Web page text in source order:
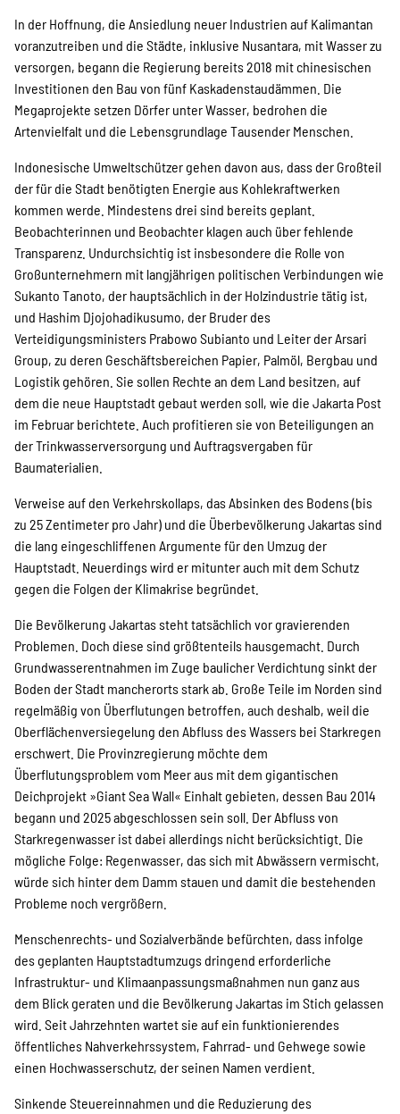
In der Hoffnung, die Ansiedlung neuer Industrien auf Kalimantan
voran­zutreiben und die Städte, inklusive Nusantara, mit Wasser zu
versorgen, begann die Regierung bereits 2018 mit chinesischen
Investitionen den Bau von fünf Kaskadenstaudämmen. Die
Megaprojekte setzen Dörfer unter Wasser, bedrohen die
Artenvielfalt und die Lebensgrundlage Tausender Menschen.
Indonesische Umweltschützer gehen davon aus, dass der Großteil
der für die Stadt benötigten Energie aus Kohlekraftwerken
kommen werde. Mindestens drei sind bereits geplant.
Beobachterinnen und Beobachter klagen auch über fehlende
Transparenz. Undurchsichtig ist insbesondere die Rolle von
Großunternehmern mit langjährigen politischen Verbindungen wie
Sukanto Tanoto, der hauptsächlich in der Holzindustrie tätig ist,
und Hashim Djojohadikusumo, der Bruder des
Verteidigungsministers Prabowo Subianto und Leiter der Arsari
Group, zu deren Geschäftsbereichen Papier, Palmöl, Bergbau und
Logistik gehören. Sie sollen Rechte an dem Land besitzen, auf
dem die neue Hauptstadt gebaut werden soll, wie die Jakarta Post
im Februar berichtete. Auch profitieren sie von Beteiligungen an
der Trinkwasserversorgung und Auftragsvergaben für
Baumaterialien.
Verweise auf den Verkehrskollaps, das Absinken des Bodens (bis
zu 25 Zentimeter pro Jahr) und die Überbevölkerung Jakartas sind
die lang eingeschliffenen Argumente für den Umzug der
Hauptstadt. Neuerdings wird er mitunter auch mit dem Schutz
gegen die Folgen der Klimakrise begründet.
Die Bevölkerung Jakartas steht tatsächlich vor gravierenden
Problemen. Doch diese sind größtenteils hausgemacht. Durch
Grundwasserentnahmen im Zuge baulicher Verdichtung sinkt der
Boden der Stadt mancherorts stark ab. Große Teile im Norden sind
regelmäßig von Überflutungen betroffen, auch deshalb, weil die
Oberflächenversiegelung den Abfluss des Wassers bei Starkregen
erschwert. Die Provinzregierung möchte dem
Überflutungsproblem vom Meer aus mit dem gigantischen
Deichprojekt »Giant Sea Wall« Einhalt gebieten, dessen Bau 2014
begann und 2025 abgeschlossen sein soll. Der Abfluss von
Starkregenwasser ist dabei allerdings nicht berücksichtigt. Die
mögliche Folge: Regenwasser, das sich mit Abwässern vermischt,
würde sich hinter dem Damm stauen und damit die bestehenden
Probleme noch vergrößern.
Menschenrechts- und Sozialverbände befürchten, dass infolge
des geplanten Hauptstadtumzugs dringend erforderliche
Infrastruktur- und Klimaanpassungsmaßnahmen nun ganz aus
dem Blick geraten und die Bevölkerung Jakartas im Stich gelassen
wird. Seit Jahrzehnten wartet sie auf ein funktionierendes
öffentliches Nahverkehrssystem, Fahrrad- und Gehwege sowie
einen Hochwasserschutz, der seinen Namen verdient.
Sinkende Steuereinnahmen und die Reduzierung des